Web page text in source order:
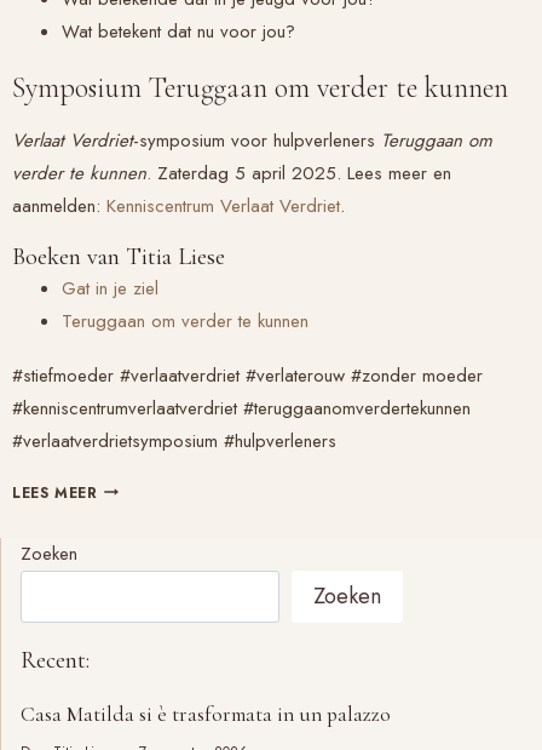
Wat betekent dat nu voor jou?
Symposium Teruggaan om verder te kunnen
Verlaat Verdriet-symposium voor hulpverleners Teruggaan om
verder te kunnen. Zaterdag 5 april 2025. Lees meer en
aanmelden: Kenniscentrum Verlaat Verdriet.
Boeken van Titia Liese
Gat in je ziel
Teruggaan om verder te kunnen
#stiefmoeder #verlaatverdriet #verlaterouw #zonder moeder
#kenniscentrumverlaatverdriet #teruggaanomverdertekunnen
#verlaatverdrietsymposium #hulpverleners
LEES MEER OVER
STIEFMOEDERS:
VOOR
Zoeken
Zoeken
Recent:
Casa Matilda si è trasformata in un palazzo